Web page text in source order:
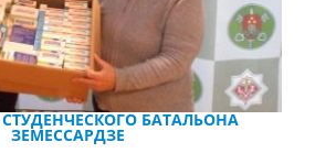
БАТАЛЬОНА
ЗЕМЕССАРДЗЕ